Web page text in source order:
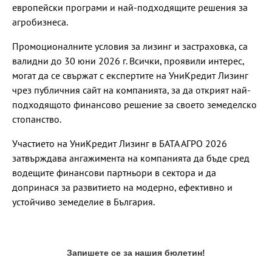
европейски програми и най-подходящите решения за
агробизнеса.
Промоционалните условия за лизинг и застраховка, са
валидни до 30 юни 2026 г. Всички, проявили интерес,
могат да се свържат с експертите на УниКредит Лизинг
чрез публичния сайт на компанията, за да открият най-
подходящото финансово решение за своето земеделско
стопанство.
Участието на УниКредит Лизинг в БАТА АГРО 2026
затвърждава ангажимента на компанията да бъде сред
водещите финансови партньори в сектора и да
допринася за развитието на модерно, ефективно и
устойчиво земеделие в България.